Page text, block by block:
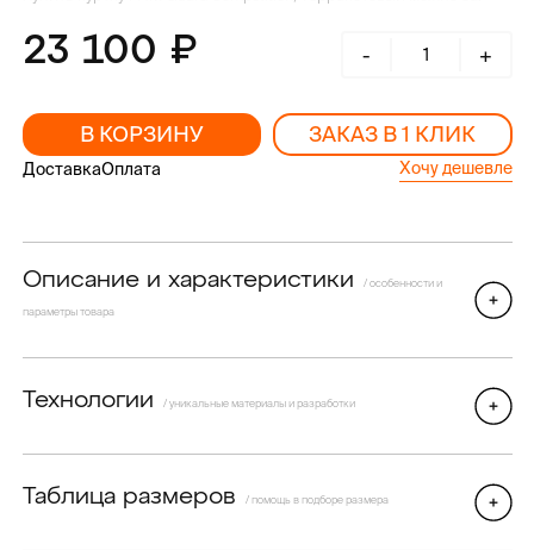
23 100 - +
В КОРЗИНУ ЗАКАЗ В 1 КЛИК
ДоставкаОплата Хочу дешевле
Описание и характеристики / особенности и
параметры товара
Технологии / уникальные материалы и разработки
Таблица размеров / помощь в подборе размера